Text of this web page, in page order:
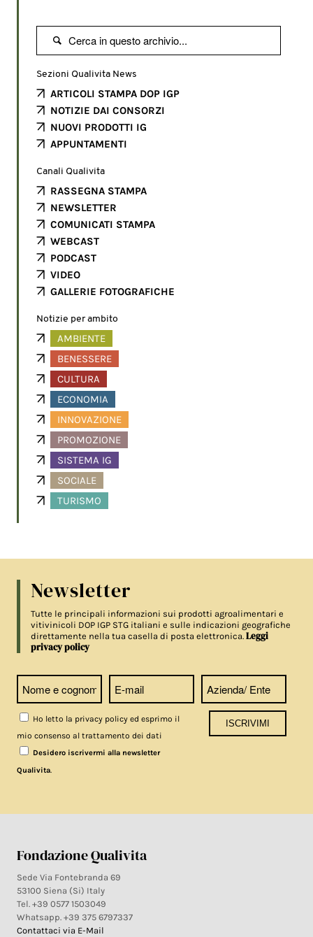

Sezioni Qualivita News
ARTICOLI STAMPA DOP IGP
NOTIZIE DAI CONSORZI
NUOVI PRODOTTI IG
APPUNTAMENTI
Canali Qualivita
RASSEGNA STAMPA
NEWSLETTER
COMUNICATI STAMPA
WEBCAST
PODCAST
VIDEO
GALLERIE FOTOGRAFICHE
Notizie per ambito
AMBIENTE
BENESSERE
CULTURA
ECONOMIA
INNOVAZIONE
PROMOZIONE
SISTEMA IG
SOCIALE
TURISMO
Newsletter
Tutte le principali informazioni sui prodotti agroalimentari e
vitivinicoli DOP IGP STG italiani e sulle indicazioni geografiche
direttamente nella tua casella di posta elettronica.Leggi
privacy policy
Ho letto la privacy policy ed esprimo il
mio consenso al trattamento dei dati
Desidero iscrivermi alla newsletter
Qualivita.
Fondazione Qualivita
Sede Via Fontebranda 69
53100 Siena (Si) Italy
Tel. +39 0577 1503049
Whatsapp. +39 375 6797337
Contattaci via E-Mail